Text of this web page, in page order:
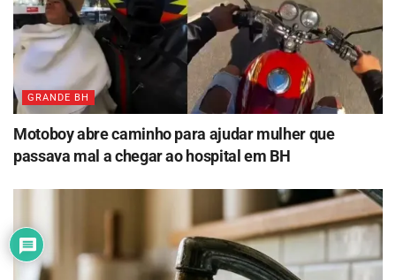
GRANDE BH
Motoboy abre caminho para ajudar mulher que
passava mal a chegar ao hospital em BH